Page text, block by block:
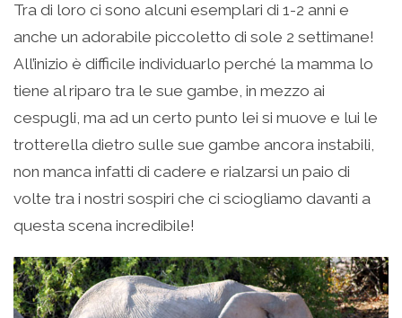
Tra di loro ci sono alcuni esemplari di 1-2 anni e
anche un adorabile piccoletto di sole 2 settimane!
All’inizio è difficile individuarlo perché la mamma lo
tiene al riparo tra le sue gambe, in mezzo ai
cespugli, ma ad un certo punto lei si muove e lui le
trotterella dietro sulle sue gambe ancora instabili,
non manca infatti di cadere e rialzarsi un paio di
volte tra i nostri sospiri che ci sciogliamo davanti a
questa scena incredibile!